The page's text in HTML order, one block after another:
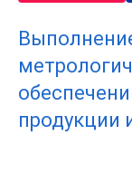
продукции